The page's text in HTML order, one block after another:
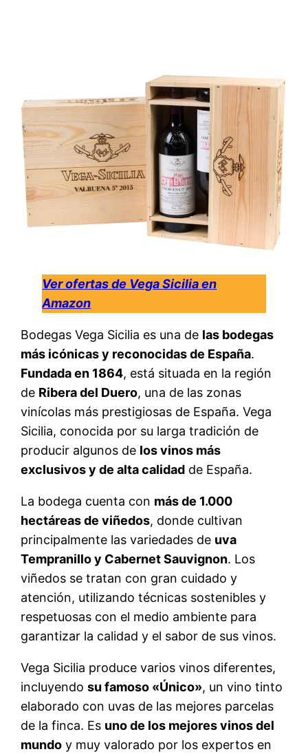
Ver ofertas de Vega Sicilia en
Amazon
Bodegas Vega Sicilia es una de las bodegas
más icónicas y reconocidas de España.
Fundada en 1864, está situada en la región
de Ribera del Duero, una de las zonas
vinícolas más prestigiosas de España. Vega
Sicilia, conocida por su larga tradición de
producir algunos de los vinos más
exclusivos y de alta calidad de España.
La bodega cuenta con más de 1.000
hectáreas de viñedos, donde cultivan
principalmente las variedades de uva
Tempranillo y Cabernet Sauvignon. Los
viñedos se tratan con gran cuidado y
atención, utilizando técnicas sostenibles y
respetuosas con el medio ambiente para
garantizar la calidad y el sabor de sus vinos.
Vega Sicilia produce varios vinos diferentes,
incluyendosu famoso «Único», un vino tinto
elaborado con uvas de las mejores parcelas
de la finca. Es uno de los mejores vinos del
mundo y muy valorado por los expertos en